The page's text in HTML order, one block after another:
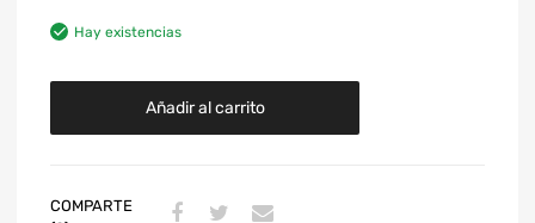
Hay existencias
Añadir al carrito
COMPARTE